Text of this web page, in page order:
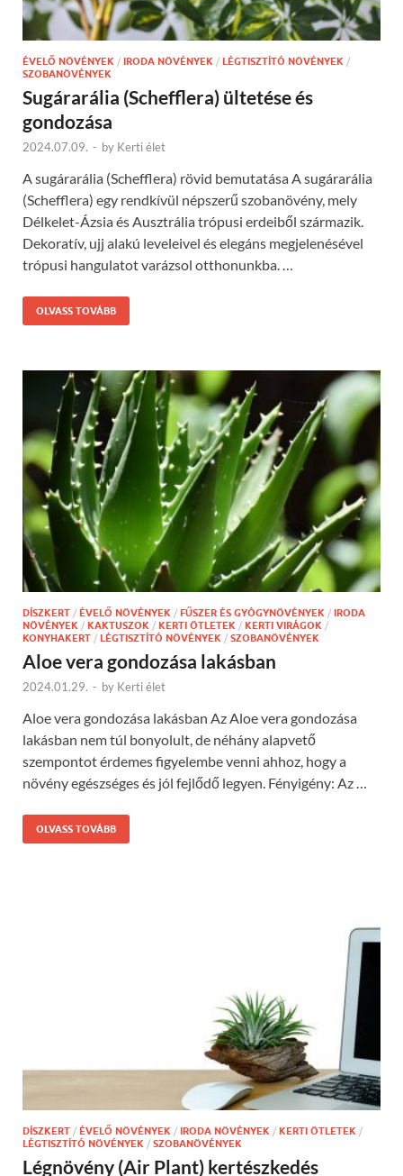
ÉVELŐ NÖVÉNYEK / IRODA NÖVÉNYEK / LÉGTISZTÍTÓ NÖVÉNYEK /
SZOBANÖVÉNYEK
Sugárarália (Schefflera) ültetése és
gondozása
2024.07.09. - by Kerti élet
A sugárarália (Schefflera) rövid bemutatása A sugárarália
(Schefflera) egy rendkívül népszerű szobanövény, mely
Délkelet-Ázsia és Ausztrália trópusi erdeiből származik.
Dekoratív, ujj alakú leveleivel és elegáns megjelenésével
trópusi hangulatot varázsol otthonunkba. …
OLVASS TOVÁBB
DÍSZKERT / ÉVELŐ NÖVÉNYEK / FŰSZER ÉS GYÓGYNÖVÉNYEK / IRODA
NÖVÉNYEK / KAKTUSZOK / KERTI ÖTLETEK / KERTI VIRÁGOK /
KONYHAKERT / LÉGTISZTÍTÓ NÖVÉNYEK / SZOBANÖVÉNYEK
Aloe vera gondozása lakásban
2024.01.29. - by Kerti élet
Aloe vera gondozása lakásban Az Aloe vera gondozása
lakásban nem túl bonyolult, de néhány alapvető
szempontot érdemes figyelembe venni ahhoz, hogy a
növény egészséges és jól fejlődő legyen. Fényigény: Az …
OLVASS TOVÁBB
DÍSZKERT / ÉVELŐ NÖVÉNYEK / IRODA NÖVÉNYEK / KERTI ÖTLETEK /
LÉGTISZTÍTÓ NÖVÉNYEK / SZOBANÖVÉNYEK
Légnövény (Air Plant) kertészkedés